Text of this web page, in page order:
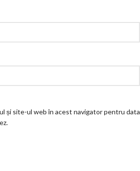
și site-ul web în acest navigator pentru data